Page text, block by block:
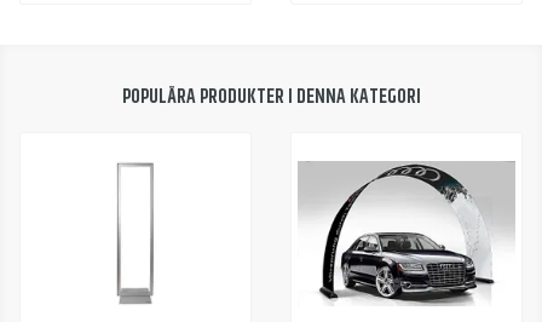
POPULÄRA PRODUKTER I DENNA KATEGORI